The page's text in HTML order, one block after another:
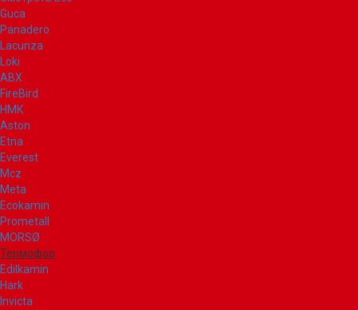
Guca
Panadero
Lacunza
Loki
ABX
FireBird
НМК
Aston
Etna
Everest
Mcz
Meta
Ecokamin
Prometall
MORSØ
Термофор
Edilkamin
Hark
Invicta